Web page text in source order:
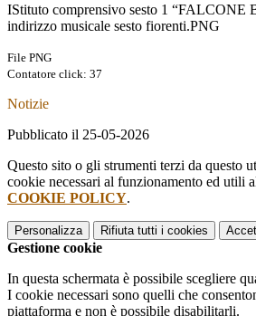
IStituto comprensivo sesto 1 “FALCONE
indirizzo musicale sesto fiorenti.PNG
File PNG
Contatore click: 37
Notizie
Pubblicato il 25-05-2026
Questo sito o gli strumenti terzi da questo
cookie necessari al funzionamento ed utili
COOKIE POLICY.
Personalizza Rifiuta tutti i cookies
Gestione cookie
In questa schermata è possibile scegliere
I cookie necessari sono quelli che
piattaforma e non è possibile disabilitarli.